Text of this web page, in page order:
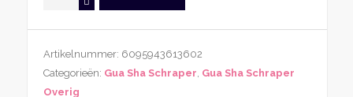
Goudkleurig
Hartvorm
Artikelnummer: 6095943613602
Categorieën: Gua Sha Schraper, Gua Sha Schraper
Overig